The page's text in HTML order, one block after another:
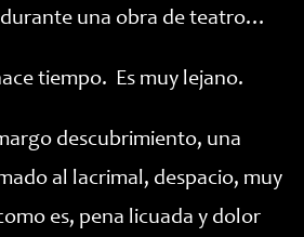
una obra de teatro…
tiempo. Es muy lejano.
descubrimiento, una
al lacrimal, despacio, muy
es, pena licuada y dolor